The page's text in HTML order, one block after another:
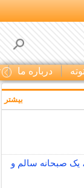
درباره ما
یک صبحانه سالم و
بیشتر